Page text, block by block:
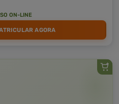
ON-LINE
AGORA